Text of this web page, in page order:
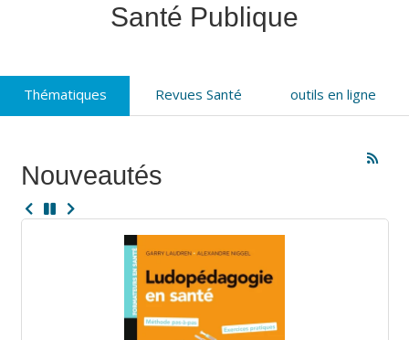
Santé Publique
Thématiques Revues Santé outils en ligne
Nouveautés